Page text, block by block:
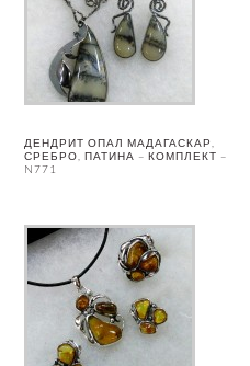
ДЕНДРИТ ОПАЛ МАДАГАСКАР,
СРЕБРО, ПАТИНА – КОМПЛЕКТ –
N771